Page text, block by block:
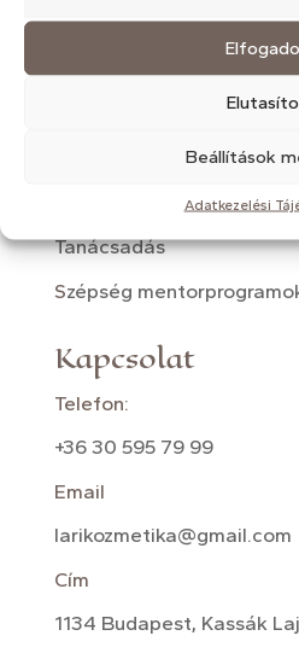
Beállítások
Adatkezelési
Arckezelések
Arckezelések
Lézeres fényterápia
Kozmetikai masszázsok
Tanácsadás
Szépség
Kapcsolat
Telefon:
+36 30 595 79 99
Email
larikozmetika@gmail.com
Cím
1134 Budapest, Kassák